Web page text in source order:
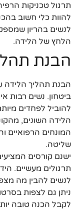
תרגול טכניקות
להוות כלי חשוב
לנשים בהריון
הלחץ של הלידה.
הבנת
הבנת תהליך הלידה
ביטחון. נשים רבות
להוביל לפחדים
המונחים הרפואיים
שליטה.
ישנם קורסים
תרגולים מעשיים.
לנשים להבין מה
ניתן גם לצפות
לקבל הכנה טובה